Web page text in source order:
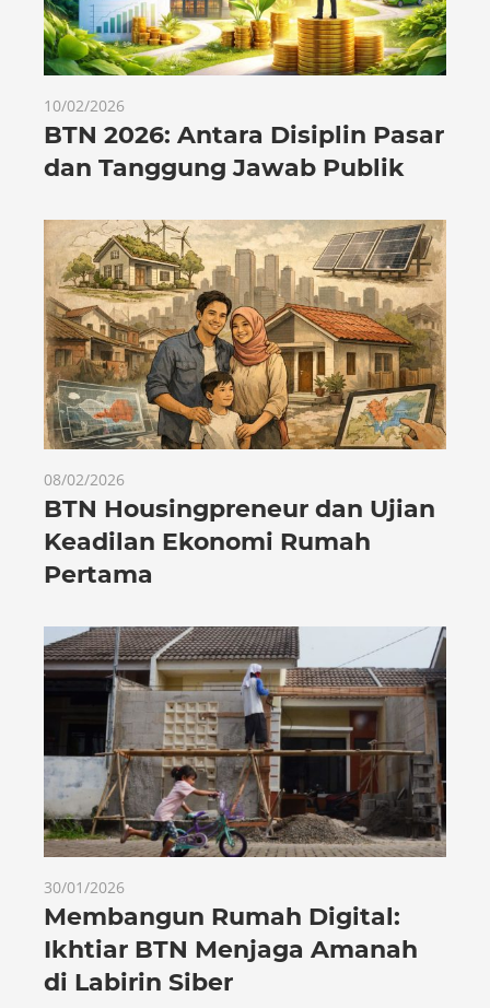
10/02/2026
BTN 2026: Antara Disiplin Pasar
dan Tanggung Jawab Publik
08/02/2026
BTN Housingpreneur dan Ujian
Keadilan Ekonomi Rumah
Pertama
30/01/2026
Membangun Rumah Digital:
Ikhtiar BTN Menjaga Amanah
di Labirin Siber